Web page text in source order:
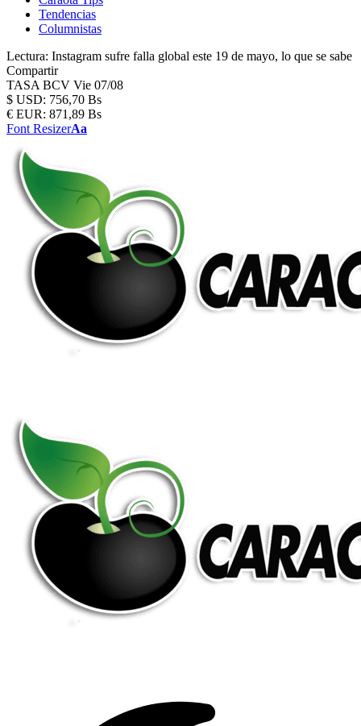
Tendencias
Columnistas
Lectura: Instagram sufre falla global este 19 de mayo, lo que se sabe
Compartir
TASA BCV Vie 07/08
$ USD: 756,70 Bs
€ EUR: 871,89 Bs
Font ResizerAa